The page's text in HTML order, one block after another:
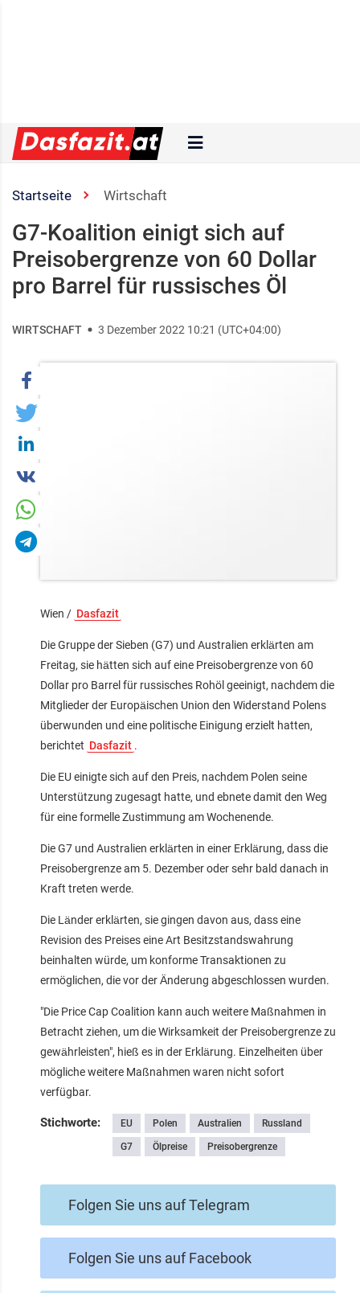
Startseite Wirtschaft
G7-Koalition einigt sich auf
Preisobergrenze von 60 Dollar
pro Barrel für russisches Öl
WIRTSCHAFT 3 Dezember 2022 10:21 (UTC+04:00)
Wien / Dasfazit
Die Gruppe der Sieben (G7) und Australien erklärten am
Freitag, sie hätten sich auf eine Preisobergrenze von 60
Dollar pro Barrel für russisches Rohöl geeinigt, nachdem die
Mitglieder der Europäischen Union den Widerstand Polens
überwunden und eine politische Einigung erzielt hatten,
berichtet Dasfazit .
Die EU einigte sich auf den Preis, nachdem Polen seine
Unterstützung zugesagt hatte, und ebnete damit den Weg
für eine formelle Zustimmung am Wochenende.
Die G7 und Australien erklärten in einer Erklärung, dass die
Preisobergrenze am 5. Dezember oder sehr bald danach in
Kraft treten werde.
Die Länder erklärten, sie gingen davon aus, dass eine
Revision des Preises eine Art Besitzstandswahrung
beinhalten würde, um konforme Transaktionen zu
ermöglichen, die vor der Änderung abgeschlossen wurden.
"Die Price Cap Coalition kann auch weitere Maßnahmen in
Betracht ziehen, um die Wirksamkeit der Preisobergrenze zu
gewährleisten", hieß es in der Erklärung. Einzelheiten über
mögliche weitere Maßnahmen waren nicht sofort
verfügbar.
Stichworte: EU Polen Australien Russland
G7 Ölpreise Preisobergrenze
Folgen Sie uns auf Telegram
Folgen Sie uns auf Facebook